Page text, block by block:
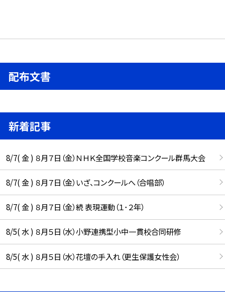
配布文書
新着記事
8/7( 金 ) ８月７日（金）ＮＨＫ全国学校音楽コンクール群馬大会
8/7( 金 ) ８月７日（金）いざ、コンクールへ（合唱部）
8/7( 金 ) ８月７日（金）続 表現運動（１･２年）
8/5( 水 ) ８月５日（水）小野連携型小中一貫校合同研修
8/5( 水 ) ８月５日（水）花壇の手入れ（更生保護女性会）